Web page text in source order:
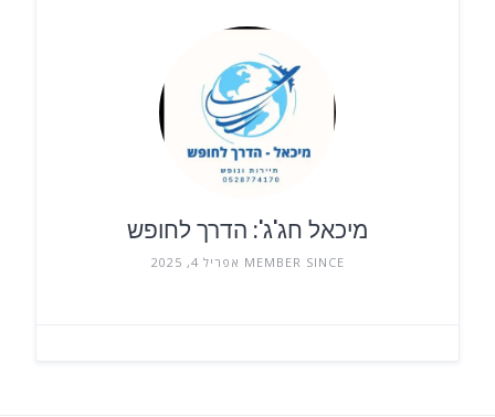
מיכאל חג'ג': הדרך לחופש
MEMBER SINCE אפריל 4, 2025